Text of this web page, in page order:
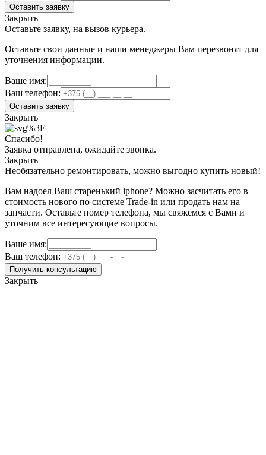
Оставить заявку
Закрыть
Оставьте заявку, на вызов курьера.
Оставьте свои данные и наши менеджеры Вам перезвонят для
уточнения информации.
Ваше имя:
Ваш телефон:
Оставить заявку
Закрыть
Спасибо!
Заявка отправлена, ожидайте звонка.
Закрыть
Необязательно ремонтировать, можно выгодно купить новый!
Вам надоел Ваш старенький iphone? Можно засчитать его в
стоимость нового по системе Trade-in или продать нам на
запчасти. Оставьте номер телефона, мы свяжемся с Вами и
уточним все интересующие вопросы.
Ваше имя:
Ваш телефон:
Получить консультацию
Закрыть